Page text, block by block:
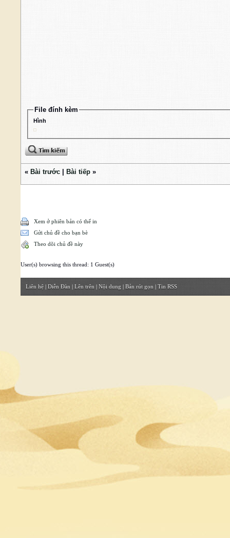
File đính kèm
Hình
« Bài trước Bài tiếp »
Xem ở phiên bản có thể in
Gửi chủ đề cho bạn bè
Theo dõi chủ đề này
User(s) browsing this thread: 1 Guest(s)
Liên hệ | Diễn Đàn | Lên trên | Nội dung | Bản rút gọn | Tin RSS